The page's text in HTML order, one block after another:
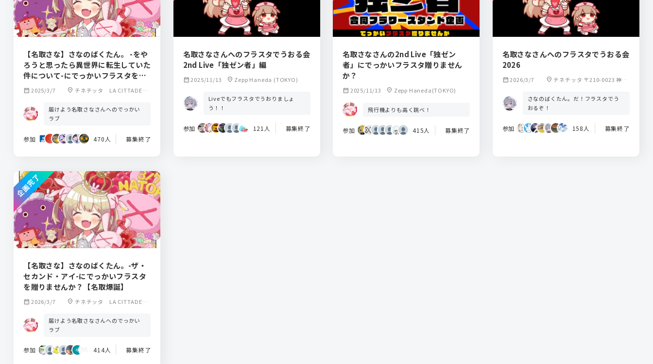
【名取さな】さなのばくたん。 -をや
ろうと思ったら異世界に転生していた
件について-にでっかいフラスタを贈
りませんか？【名取爆誕】
calendar_month 2025/3/7 location_on チネチッタ LA CITTADELL
届けよう名取さなさんへのでっかい
ラブ
参加 470人 募集終了
名取さなさんへのフラスタでうおる会
2nd Live「独ゼン者」編
calendar_month2025/11/13 location_on Zepp Haneda (TOKYO)
Liveでもフラスタでうおりましょ
う！！
参加 121人 募集終了
名取さなさんの2nd Live「独ゼン
者」にでっかいフラスタ贈りません
か？
calendar_month 2025/11/13 location_on Zepp Haneda(TOKYO)
飛行機よりも高く跳べ！
参加 415人 募集終了
名取さなさんへのフラスタでうおる会
2026
calendar_month2026/3/7 location_on チネチッタ 〒210-0023 神奈
CITTADELLA（ラ チッタデッ
ラ）内
さなのばくたん。だ！フラスタでう
おるぞ！
参加 158人 募集終了
【名取さな】さなのばくたん。-ザ・
セカンド・アイ-にでっかいフラスタ
を贈りませんか？【名取爆誕】
calendar_month 2026/3/7 location_on チネチッタ LA CITTADELL
届けよう名取さなさんへのでっかい
ラブ
参加 414人 募集終了
企画完了